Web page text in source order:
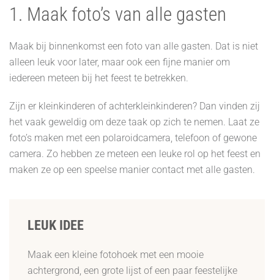
1. Maak foto’s van alle gasten
Maak bij binnenkomst een foto van alle gasten. Dat is niet
alleen leuk voor later, maar ook een fijne manier om
iedereen meteen bij het feest te betrekken.
Zijn er kleinkinderen of achterkleinkinderen? Dan vinden zij
het vaak geweldig om deze taak op zich te nemen. Laat ze
foto’s maken met een polaroidcamera, telefoon of gewone
camera. Zo hebben ze meteen een leuke rol op het feest en
maken ze op een speelse manier contact met alle gasten.
LEUK IDEE
Maak een kleine fotohoek met een mooie
achtergrond, een grote lijst of een paar feestelijke